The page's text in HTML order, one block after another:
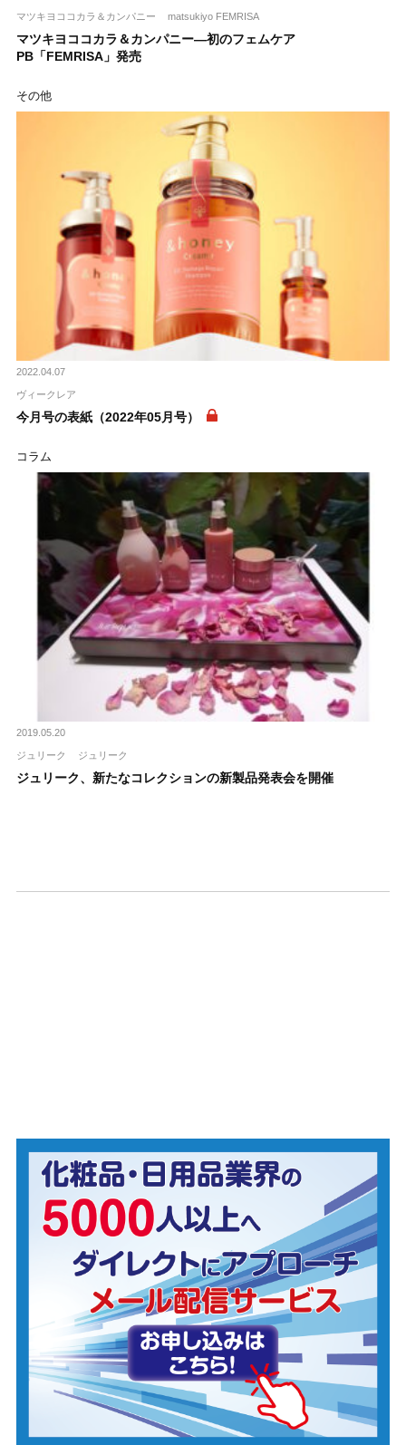
マツキヨココカラ＆カンパニー matsukiyo FEMRISA
マツキヨココカラ＆カンパニー―初のフェムケア
PB「FEMRISA」発売
その他
2022.04.07
ヴィークレア
今月号の表紙（2022年05月号）
コラム
2019.05.20
ジュリーク ジュリーク
ジュリーク、新たなコレクションの新製品発表会を開催